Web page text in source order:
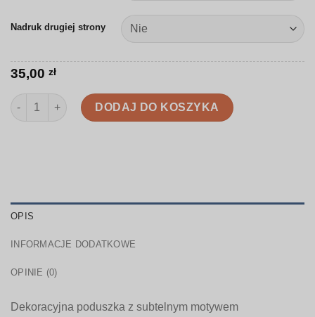
Nadruk drugiej strony
35,00 zł
ilość Poduszka | Klasyczne liście bluszczu | L012
DODAJ DO KOSZYKA
OPIS
INFORMACJE DODATKOWE
OPINIE (0)
Dekoracyjna poduszka z subtelnym motywem